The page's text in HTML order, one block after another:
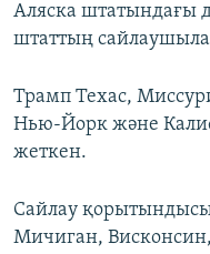
Аляска штатындағы
штаттың
Трамп Техас,
Нью-Йорк және
жеткен.
Сайлау қорытындысы
Мичиган,